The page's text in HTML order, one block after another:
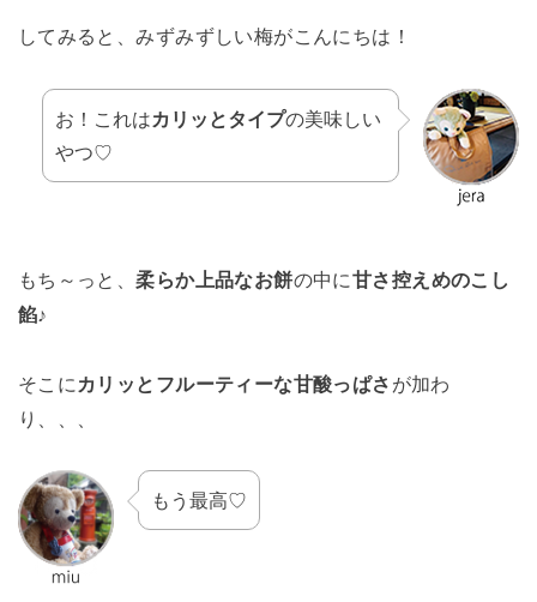
してみると、みずみずしい梅がこんにちは！
お！これはカリッとタイプの美味しい
やつ♡
もち～っと、柔らか上品なお餅の中に甘さ控えめのこし
餡♪
そこに カリッとフルーティーな甘酸っぱさ が加わ
り、、、
もう最高♡